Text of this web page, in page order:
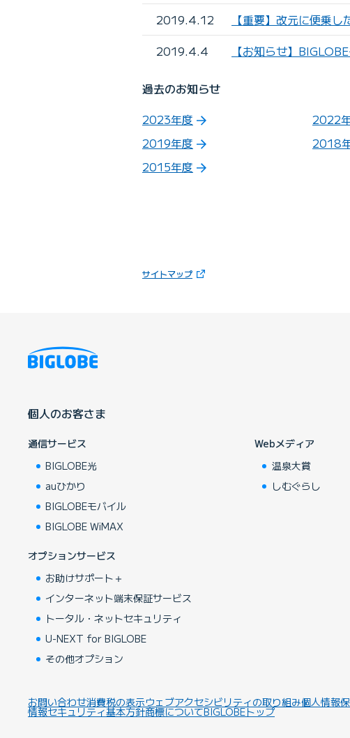
2019.4.12
【重要】改元に便乗
2019.4.4
【お知らせ】
過去のお知らせ
2023年度
2022
2019年度
2018
2015年度
サイトマップ（新しいタブで開きます）
個人のお客さま
通信サービス
BIGLOBE光
auひかり
BIGLOBEモバイル
BIGLOBE WiMAX
オプションサービス
お助けサポート＋
インターネット端末保証サービス
トータル・ネットセキュリティ
U-NEXT for BIGLOBE
その他オプション
Webメディア
温泉大賞
しむぐらし
お問い合わせ消費税の表示ウェブアクセシビリティの取り組み個人情報
情報セキュリティ基本方針商標についてBIGLOBEトップ